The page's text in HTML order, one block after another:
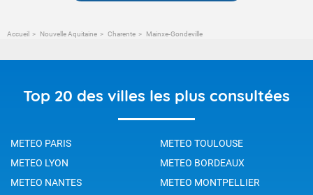
Accueil Nouvelle Aquitaine Charente Mainxe-Gondeville
Top 20 des villes les plus consultées
METEO PARIS
METEO TOULOUSE
METEO LYON
METEO BORDEAUX
METEO NANTES
METEO MONTPELLIER